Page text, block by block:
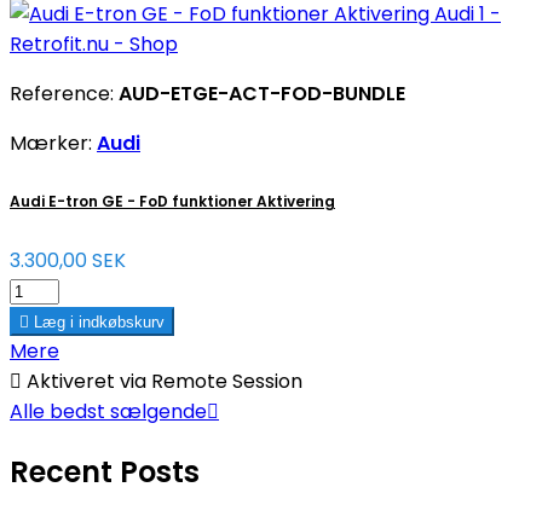
Reference: AUD-ETGE-ACT-FOD-BUNDLE
Mærker: Audi
Audi E-tron GE - FoD funktioner Aktivering
3.300,00 SEK
 Læg i indkøbskurv
Mere
 Aktiveret via Remote Session
Alle bedst sælgende
Recent Posts